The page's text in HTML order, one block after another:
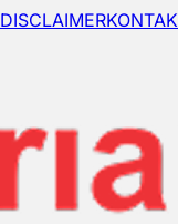
DISCLAIMERKONTAK